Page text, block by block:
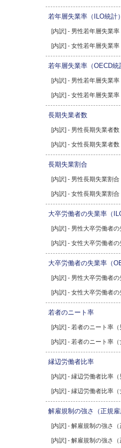
若年層失業率（ILO統計）
[内訳] - 男性若年層失業率
[内訳] - 女性若年層失業率
若年層失業率（OECD統
[内訳] - 男性若年層失業率
[内訳] - 女性若年層失業率
長期失業者数
[内訳] - 男性長期失業者数
[内訳] - 女性長期失業者数
長期失業割合
[内訳] - 男性長期失業割合
[内訳] - 女性長期失業割合
大卒労働者の失業率（
[内訳] - 男性大卒労働者
[内訳] - 女性大卒労働者
大卒労働者の失業率（
[内訳] - 男性大卒労働者
[内訳] - 女性大卒労働者
若者のニート率
[内訳] - 若者のニート率（
[内訳] - 若者のニート率（
縁辺労働者比率
[内訳] - 縁辺労働者比率（
[内訳] - 縁辺労働者比率（
解雇規制の強さ（正規雇
[内訳] - 解雇規制の強さ（
[内訳] - 解雇規制の強さ（